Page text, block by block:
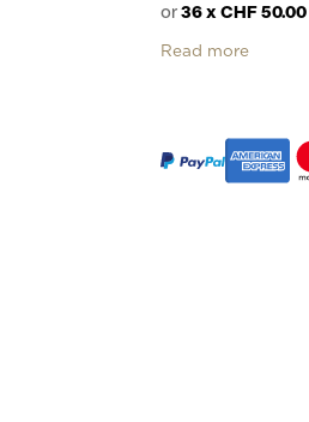
or 36 x CHF 50.00
Read more